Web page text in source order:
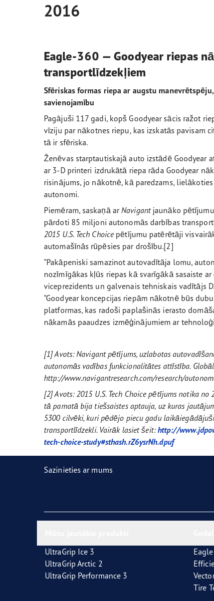
2016
Eagle-360 — Goodyear riepas
transportlīdzekļiem
Sfēriskas formas riepa ar augstu
savienojamību
Pagājuši 117 gadi, kopš Goodyear sācis ražot
vīziju par nākotnes riepu, kas izskatās pavisam
tā ir sfēriska.
Ženēvas starptautiskajā auto izstādē Goodyear
ar 3-D printeri izdrukātā riepa rāda Goodyear
risinājums, jo nākotnē, kā paredzams,
autonomi.
Piemēram, saskaņā arNavigantjaunāko
pārdoti 85 miljoni autonomās darbības
2015 U.S. Tech Choicepētījumu patērētāji
automašīnās rūpēsies par drošību.[2]
“Pakāpeniski samazinot autovadītāja lomu,
nozīmīgākas kļūs riepas kā svarīgākā sasaiste ar
viceprezidents un galvenais tehniskais vadītājs
“Goodyear koncepcijas riepām nākotnē būs
platformas, kas radoši paplašinās ierasto
nākamās paaudzes izmēģinājumiem ar
[1] Avots: Navigant pētījums, uzlabotas
autonomās vadības funkcionalitātes attīstība.
http://www.navigantresearch.com/research/
[2] Avots: 2015 U.S. Tech Choice pētījums notika
tā pamatā bija tiešsaistes aptauja, uz kuras
5300 cilvēki, kuri pēdējo piecu gadu
transportlīdzekli. Vairāk lasiet šeit:http://
tech-choice-study#sthash.rZ6ysrNh.dpuf
Sazinieties ar mums
UltraGrip Ice 3
UltraGrip Arctic 2
UltraGrip Performance 3
Tire